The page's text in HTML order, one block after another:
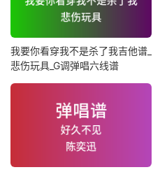
我要你看穿我不是杀了我吉他谱_
悲伤玩具_G调弹唱六线谱